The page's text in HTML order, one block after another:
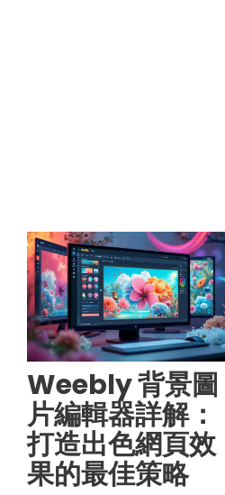
Weebly 背景圖
片編輯器詳解：
打造出色網頁效
果的最佳策略